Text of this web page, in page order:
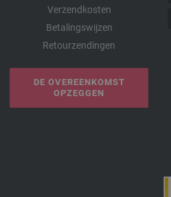
Verzendkosten
Betalingswijzen
Retourzendingen
DE OVEREENKOMST
OPZEGGEN